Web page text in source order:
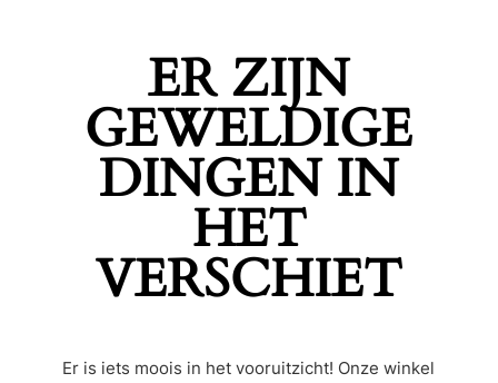
ER ZIJN
GEWELDIGE
DINGEN IN
HET
VERSCHIET
Er is iets moois in het vooruitzicht! Onze winkel